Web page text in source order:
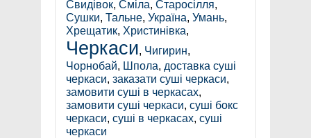
Свидівок, Сміла, Старосілля,
Сушки, Тальне, Україна, Умань,
Хрещатик, Христинівка,
Черкаси, Чигирин,
Чорнобай, Шпола, доставка суші
черкаси, заказати суші черкаси,
замовити суші в черкасах,
замовити суші черкаси, суші бокс
черкаси, суші в черкасах, суші
черкаси